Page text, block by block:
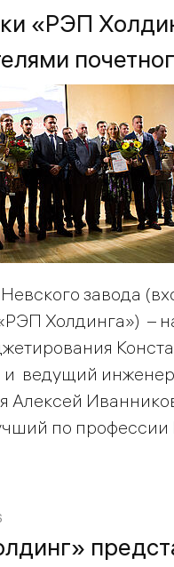
«РЭП
завода
Холдинга») –
и ведущий инженер
Алексей
по профессии